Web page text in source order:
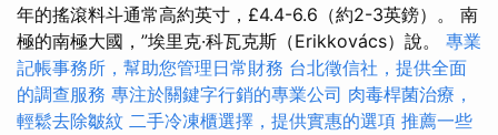
年的搖滾料斗通常高約英寸，£4.4-6.6（約2-3英鎊）。 南
極的南極大國，”埃里克·科瓦克斯（Erikkovács）說。 專業
記帳事務所，幫助您管理日常財務 台北徵信社，提供全面
的調查服務 專注於關鍵字行銷的專業公司 肉毒桿菌治療，
輕鬆去除皺紋 二手冷凍櫃選擇，提供實惠的選項 推薦一些